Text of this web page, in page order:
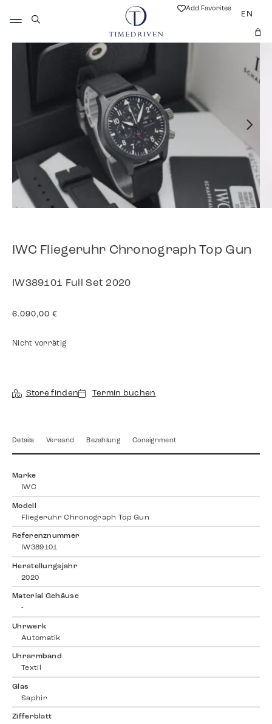
Add Favorites
EN
IWC Fliegeruhr Chronograph Top Gun
IW389101 Full Set 2020
6.090,00 €
Nicht vorrätig
Store finden Termin buchen
Details Versand Bezahlung Consignment
Marke
IWC
Modell
Fliegeruhr Chronograph Top Gun
Referenznummer
IW389101
Herstellungsjahr
2020
Material Gehäuse
-
Uhrwerk
Automatik
Uhrarmband
Textil
Glas
Saphir
Zifferblatt